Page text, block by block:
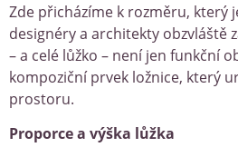
Zde přicházíme k rozměru, který
designéry a architekty obzvláště
– a celé lůžko – není jen funkční
kompoziční prvek ložnice, který
prostoru.
Proporce a výška lůžka